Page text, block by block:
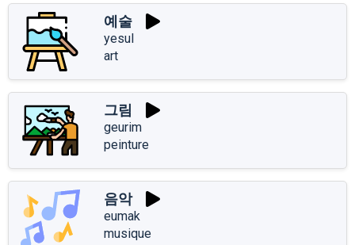
예술
yesul
art
그림
geurim
peinture
음악
eumak
musique